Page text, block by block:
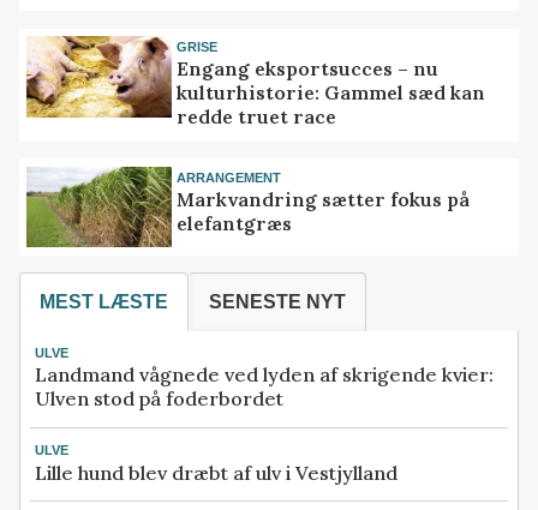
GRISE
Engang eksportsucces – nu
kulturhistorie: Gammel sæd kan
redde truet race
ARRANGEMENT
Markvandring sætter fokus på
elefantgræs
MEST LÆSTE SENESTE NYT
ULVE
Landmand vågnede ved lyden af skrigende kvier:
Ulven stod på foderbordet
ULVE
Lille hund blev dræbt af ulv i Vestjylland